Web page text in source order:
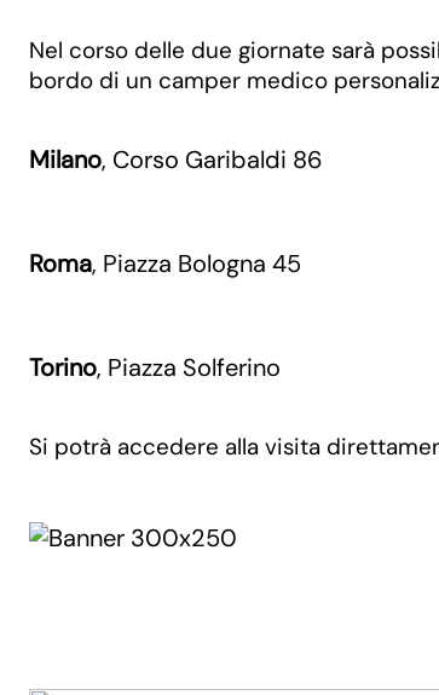
Nel corso delle due giornate sarà
bordo di un camper medico
Milano, Corso Garibaldi 86
Roma, Piazza Bologna 45
Torino, Piazza Solferino
Si potrà accedere alla visita